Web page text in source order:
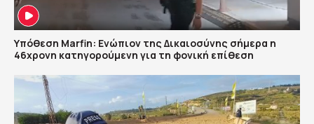
Υπόθεση Marfin: Ενώπιον της Δικαιοσύνης σήμερα η
46χρονη κατηγορούμενη για τη φονική επίθεση